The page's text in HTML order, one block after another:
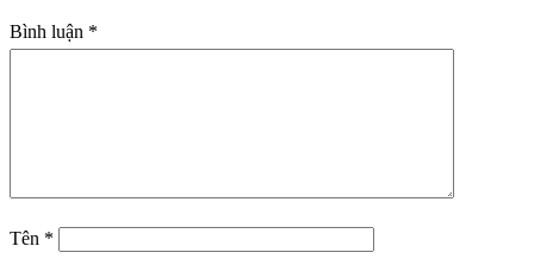
Bình luận *
Tên *